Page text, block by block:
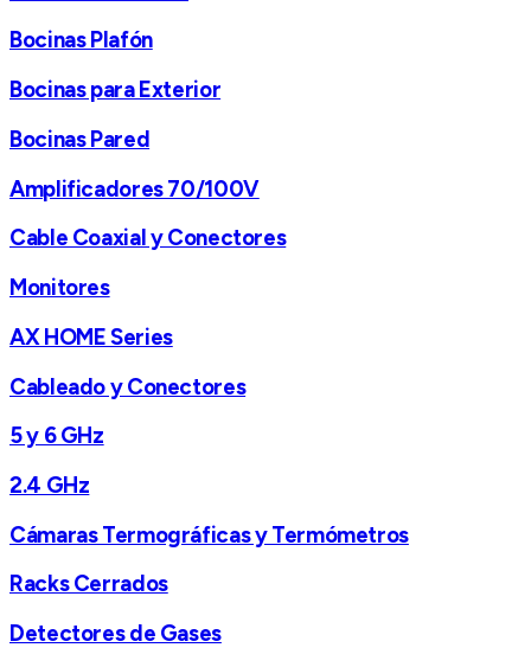
Bocinas Plafón
Bocinas para Exterior
Bocinas Pared
Amplificadores 70/100V
Cable Coaxial y Conectores
Monitores
AX HOME Series
Cableado y Conectores
5 y 6 GHz
2.4 GHz
Cámaras Termográficas y Termómetros
Racks Cerrados
Detectores de Gases